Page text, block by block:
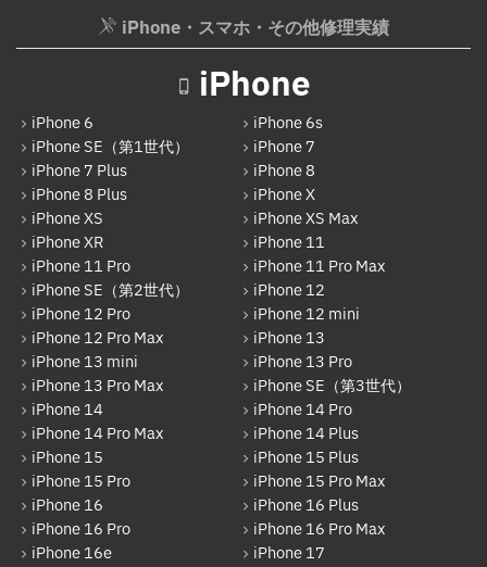
AppleWatchフロントパネル交換修理
Google Pixel
Xperia
Galaxy
OPPO
HUAWEI
arrows
Xiaomi
Motolora
その他Android
iPad
iPad Pro 12.9インチ（第6世代）
iPad Air（第1世代）
iPad mini（第2世代）
iPhone・スマホ・その他修理実績
iPhone
iPhone 6
iPhone 6s
iPhone SE（第1世代）
iPhone 7
iPhone 7 Plus
iPhone 8
iPhone 8 Plus
iPhone X
iPhone XS
iPhone XS Max
iPhone XR
iPhone 11
iPhone 11 Pro
iPhone 11 Pro Max
iPhone SE（第2世代）
iPhone 12
iPhone 12 Pro
iPhone 12 mini
iPhone 12 Pro Max
iPhone 13
iPhone 13 mini
iPhone 13 Pro
iPhone 13 Pro Max
iPhone SE（第3世代）
iPhone 14
iPhone 14 Pro
iPhone 14 Pro Max
iPhone 14 Plus
iPhone 15
iPhone 15 Plus
iPhone 15 Pro
iPhone 15 Pro Max
iPhone 16
iPhone 16 Plus
iPhone 16 Pro
iPhone 16 Pro Max
iPhone 16e
iPhone 17